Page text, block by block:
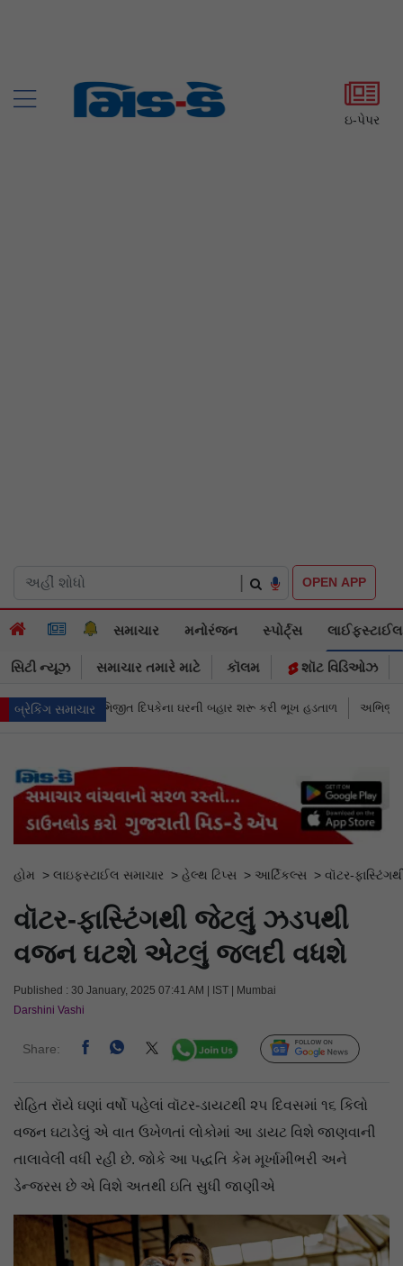
ઇ-પેપર
OPEN APP
સમાચાર મનોરંજન સ્પોર્ટ્સ લાઈફસ્ટાઈલ
સિટી ન્યૂઝ સમાચાર તમારે માટે કૉલમ શૉટ વિડિઓઝ
બ્રેકિંગ સમાચાર
ઘરની બહાર શરૂ કરી ભૂખ હડતાળ અભિજીત દિપકેએ CJPની નવી નીતિ જાહેર
હોમ > લાઇફસ્ટાઈલ સમાચાર > હેલ્થ ટિપ્સ > આર્ટિકલ્સ > વૉટર-
વૉટર-ફાસ્ટિંગથી જેટલું ઝડપથી
વજન ઘટશે એટલું જલદી વધશે
Published : 30 January, 2025 07:41 AM | IST | Mumbai
Darshini Vashi
Share: Follow Us
રોહિત રૉયે ઘણાં વર્ષો પહેલાં વૉટર-ડાયટથી ૨૫ દિવસમાં ૧૬ કિલો
વજન ઘટાડેલું એ વાત ઉખેળતાં લોકોમાં આ ડાયટ વિશે જાણવાની
તાલાવેલી વધી રહી છે. જોકે આ પદ્ધતિ કેમ મૂર્ખામીભરી અને
ડેન્જરસ છે એ વિશે અતથી ઇતિ સુધી જાણીએ